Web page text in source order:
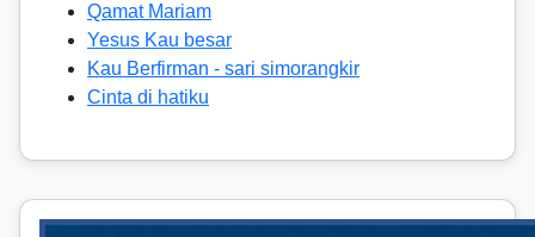
Qamat Mariam
Yesus Kau besar
Kau Berfirman - sari simorangkir
Cinta di hatiku